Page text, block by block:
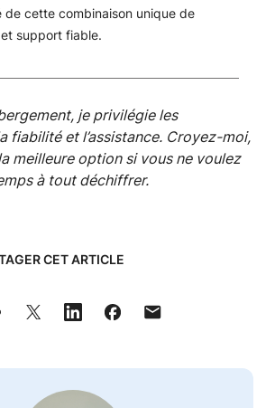
de cette combinaison unique de
support fiable.
je privilégie les
fiabilité et l’assistance. Croyez-moi,
meilleure option si vous ne voulez
à tout déchiffrer.
CET ARTICLE